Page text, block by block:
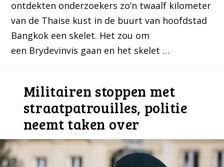
ontdekten onderzoekers zo’n twaalf kilometer
van de Thaise kust in de buurt van hoofdstad
Bangkok een skelet. Het zou om
een Brydevinvis gaan en het skelet …
Militairen stoppen met
straatpatrouilles, politie
neemt taken over